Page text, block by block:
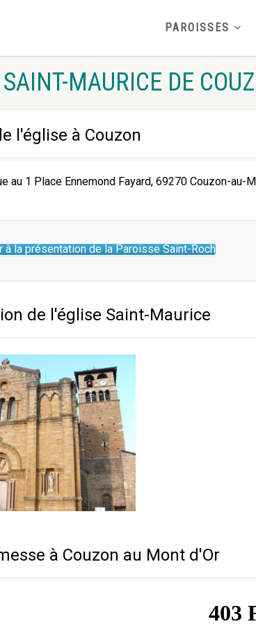
PAROISSES
MAURICE DE
l'église à Couzon
au 1 Place Ennemond Fayard, 69270 Couzon-au-
à la présentation de la Paroisse Saint-Roch
de l'église Saint-Maurice
à Couzon au Mont d'Or